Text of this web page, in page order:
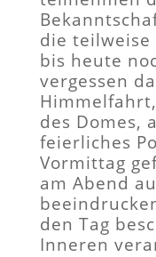
die teilweise
bis heute
vergessen
des Domes,
feierliches
Vormittag
am Abend
den Tag
Inneren